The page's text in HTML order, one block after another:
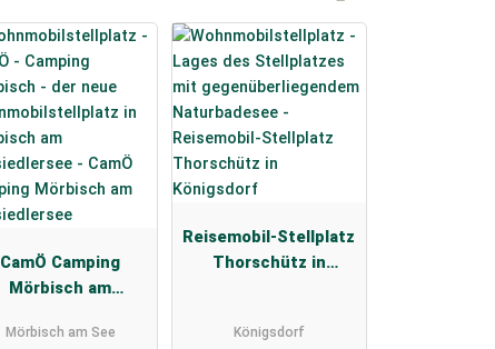
CamÖ Camping
Mörbisch am
Mörbisch am See
Reisemobil-Stellplatz
Thorschütz in
Königsdorf